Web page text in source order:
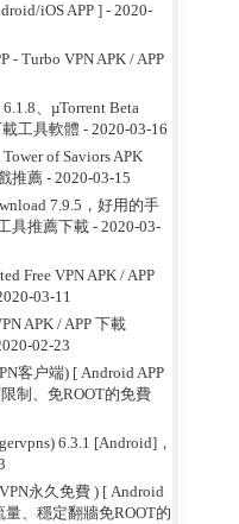
iOS APP ]- 2020-
- Turbo VPN APK / APP
、µTorrent Beta
工具軟體 - 2020-03-16
of Saviors APK
推薦- 2020-03-15
7.9.5，好用的手
具推薦下載- 2020-03-
Free VPN APK / APP
03-11
APK / APP 下載
02-23
客户端) [ Android APP
制、免ROOT的免費
6.3.1 [Android]，
永久免費 ) [ Android
、穩定翻牆免ROOT的